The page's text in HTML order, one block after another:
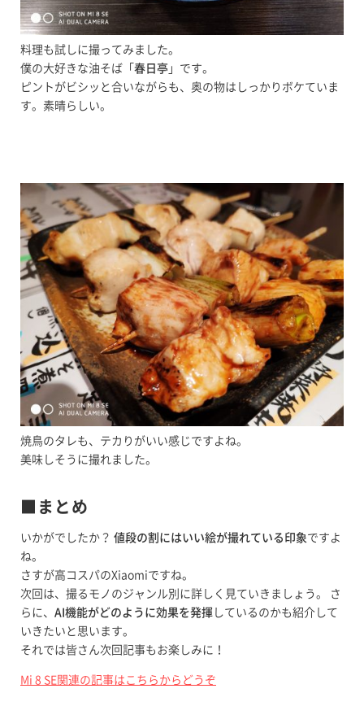
料理も試しに撮ってみました。
僕の大好きな油そば「 春日亭 」です。
ピントがビシッと合いながらも、奥の物はしっかりボケていま
す。素晴らしい。
焼鳥のタレも、テカりがいい感じですよね。
美味しそうに撮れました。
■まとめ
いかがでしたか？ 値段の割にはいい絵が撮れている印象ですよ
ね。
さすが高コスパのXiaomiですね。
次回は、撮るモノのジャンル別に詳しく見ていきましょう。 さ
らに、 AI機能がどのように効果を発揮 しているのかも紹介して
いきたいと思います。
それでは皆さん次回記事もお楽しみに！
Mi 8 SE関連の記事はこちらからどうぞ